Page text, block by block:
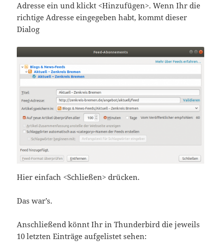
Adresse ein und klickt <Hinzufügen>. Wenn Ihr die
richtige Adresse eingegeben habt, kommt dieser
Dialog
Hier einfach <Schließen> drücken.
Das war’s.
Anschließend könnt Ihr in Thunderbird die jeweils
10 letzten Einträge aufgelistet sehen: